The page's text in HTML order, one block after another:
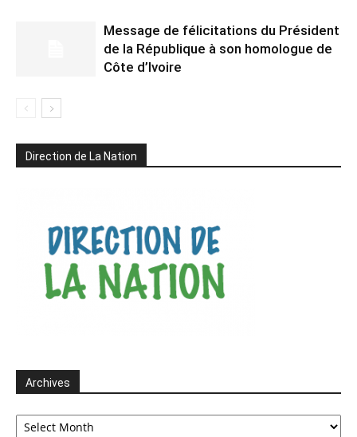
Message de félicitations du Président
de la République à son homologue de
Côte d’Ivoire
Direction de La Nation
Archives
Archives